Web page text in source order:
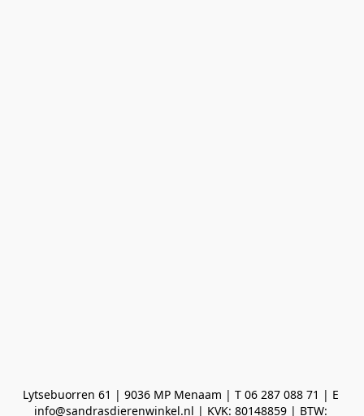
Lytsebuorren 61 | 9036 MP Menaam | T 06 287 088 71 | E
info@sandrasdierenwinkel.nl | KVK: 80148859 | BTW: